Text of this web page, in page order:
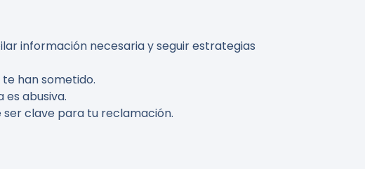
información necesaria y seguir estrategias
han sometido.
abusiva.
ser clave para tu reclamación.